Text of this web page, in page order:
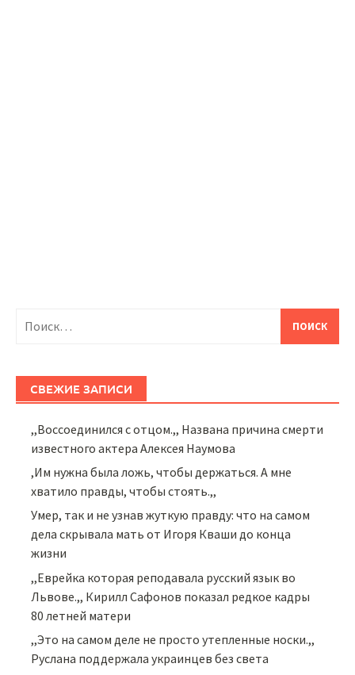
СВЕЖИЕ ЗАПИСИ
,,Воссоединился с отцом.,, Названа причина смерти
известного актера Алексея Наумова
,Им нужна была ложь, чтобы держаться. А мне
хватило правды, чтобы стоять.,,
Умер, так и не узнав жуткую правду: что на самом
дела скрывала мать от Игоря Кваши до конца
жизни
,,Еврейка которая реподавала русский язык во
Львове.,, Кирилл Сафонов показал редкое кадры
80 летней матери
,,Это на самом деле не просто утепленные носки.,,
Руслана поддержала украинцев без света